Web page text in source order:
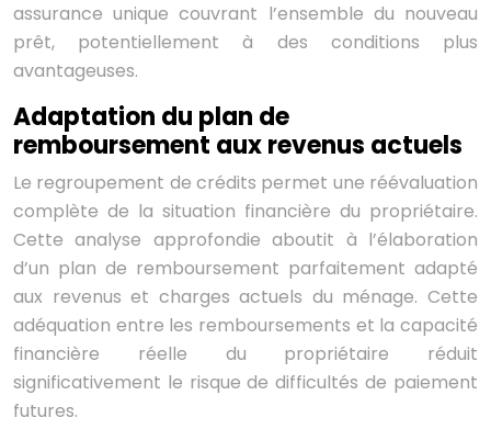
assurance unique couvrant l’ensemble du nouveau
prêt, potentiellement à des conditions plus
avantageuses.
Adaptation du plan de
remboursement aux revenus actuels
Le regroupement de crédits permet une réévaluation
complète de la situation financière du propriétaire.
Cette analyse approfondie aboutit à l’élaboration
d’un plan de remboursement parfaitement adapté
aux revenus et charges actuels du ménage. Cette
adéquation entre les remboursements et la capacité
financière réelle du propriétaire réduit
significativement le risque de difficultés de paiement
futures.